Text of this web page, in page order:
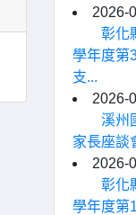
2026-
彰化
學年度第
支...
2026-
溪州
家長座談
2026-
彰化
學年度第